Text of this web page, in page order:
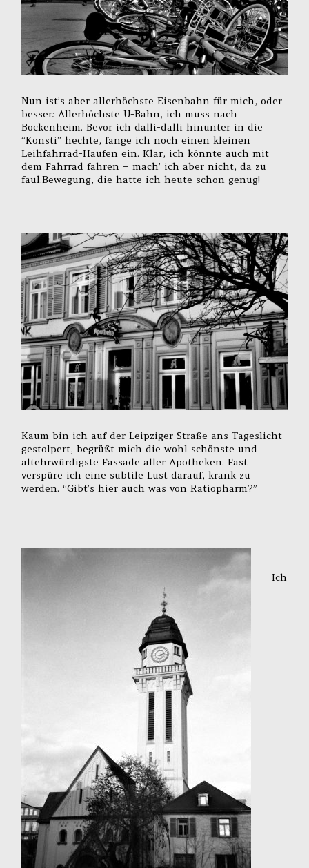
Nun ist’s aber allerhöchste Eisenbahn für mich, oder
besser: Allerhöchste U-Bahn, ich muss nach
Bockenheim. Bevor ich dalli-dalli hinunter in die
“Konsti” hechte, fange ich noch einen kleinen
Leihfahrrad-Haufen ein. Klar, ich könnte auch mit
dem Fahrrad fahren – mach’ ich aber nicht, da zu
faul.Bewegung, die hatte ich heute schon genug!
Kaum bin ich auf der Leipziger Straße ans Tageslicht
gestolpert, begrüßt mich die wohl schönste und
altehrwürdigste Fassade aller Apotheken. Fast
verspüre ich eine subtile Lust darauf, krank zu
werden. “Gibt’s hier auch was von Ratiopharm?”
Ich